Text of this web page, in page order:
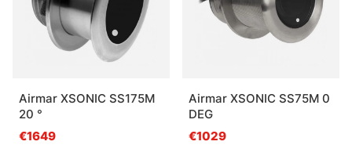
Airmar XSONIC SS175M
20 °
€1649
Airmar XSONIC SS75M 0
DEG
€1029